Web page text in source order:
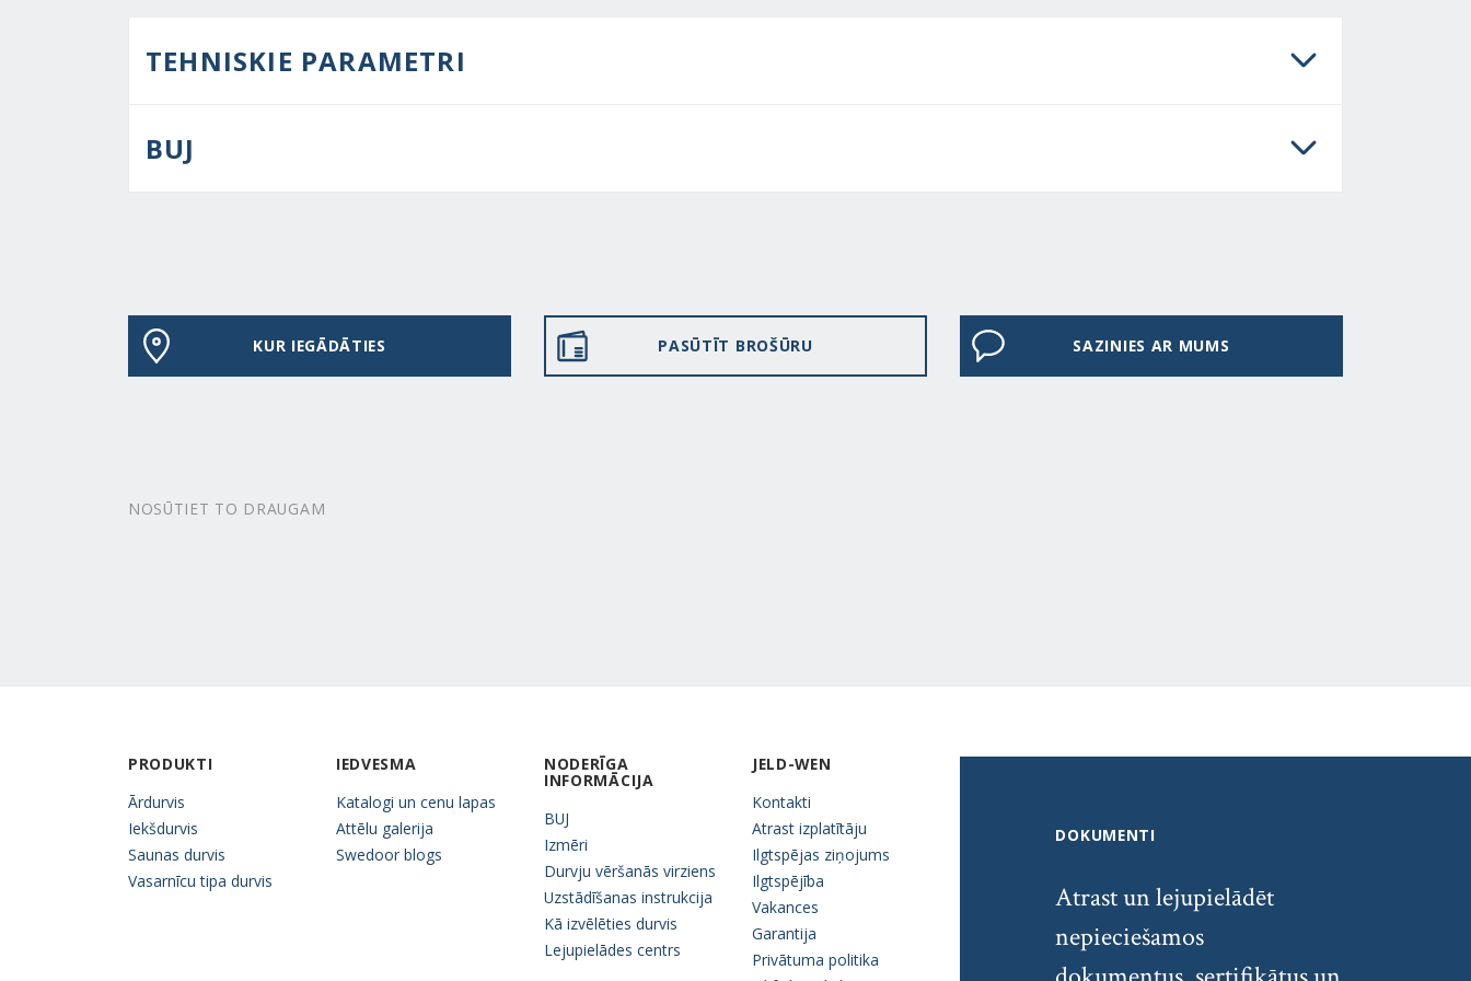
TEHNISKIE PARAMETRI
BUJ
KUR IEGĀDĀTIES PASŪTĪT BROŠŪRU SAZINIES AR MUMS
NOSŪTIET TO DRAUGAM
PRODUKTI
Ārdurvis
Iekšdurvis
Saunas durvis
Vasarnīcu tipa durvis
IEDVESMA
Katalogi un cenu lapas
Attēlu galerija
Swedoor blogs
NODERĪGA
INFORMĀCIJA
BUJ
Izmēri
Durvju vēršanās virziens
Uzstādīšanas instrukcija
Kā izvēlēties durvis
Lejupielādes centrs
JELD-WEN
Kontakti
Atrast izplatītāju
Ilgtspējas ziņojums
Ilgtspējība
Vakances
Garantija
Privātuma politika
DOKUMENTI
Atrast un lejupielādēt
nepieciešamos